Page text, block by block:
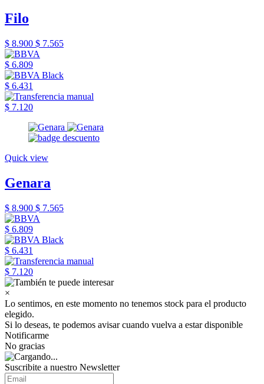
Filo
$ 8.900 $ 7.565
$ 6.809
$ 6.431
$ 7.120
Quick view
Genara
$ 8.900 $ 7.565
$ 6.809
$ 6.431
$ 7.120
×
Lo sentimos, en este momento no tenemos stock para el producto
elegido.
Si lo deseas, te podemos avisar cuando vuelva a estar disponible
Notificarme
No gracias
Suscribite a nuestro Newsletter